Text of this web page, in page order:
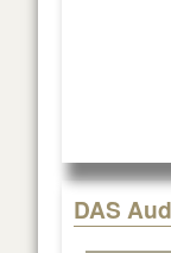
DAS